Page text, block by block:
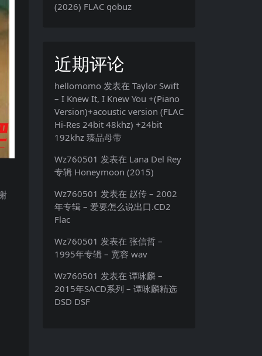
(2026) FLAC qobuz
近期评论
hellomomo 发表在 Taylor Swift
– I Knew It, I Knew You +(Piano
Version)+acoustic version (FLAC
Hi-Res 24bit 48khz) +24bit
192khz 臻品母带
Wz760501 发表在 Lana Del Rey
专辑 Honeymoon (2015)
Wz760501 发表在 赵传 – 2002
年专辑 – 爱要怎么说出口.CD2
Flac
Wz760501 发表在 张信哲 –
1995年专辑 – 宽容 wav
Wz760501 发表在 谭咏麟 –
2015年SACD系列 – 谭咏麟精选
DSD DSF